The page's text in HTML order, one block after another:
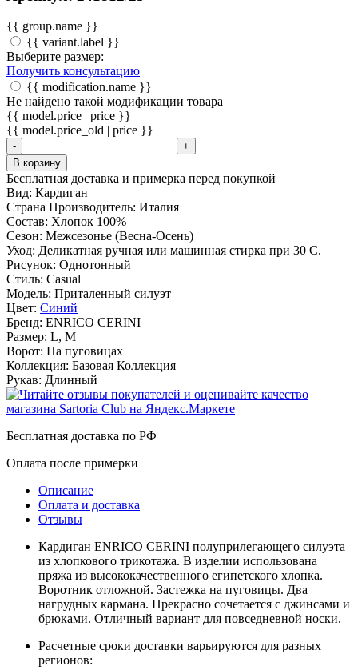
{{ group.name }}
{{ variant.label }}
Выберите размер:
Получить консультацию
{{ modification.name }}
Не найдено такой модификации товара
{{ model.price | price }}
{{ model.price_old | price }}
-
+
В корзину
Бесплатная доставка и примерка перед покупкой
Вид: Кардиган
Страна Производитель: Италия
Состав: Хлопок 100%
Сезон: Межсезонье (Весна-Осень)
Уход: Деликатная ручная или машинная стирка при 30 С.
Рисунок: Однотонный
Стиль: Casual
Модель: Приталенный силуэт
Цвет: Синий
Бренд: ENRICO CERINI
Размер: L, M
Ворот: На пуговицах
Коллекция: Базовая Коллекция
Рукав: Длинный
Бесплатная доставка по РФ
Оплата после примерки
Описание
Оплата и доставка
Отзывы
Кардиган ENRICO CERINI полуприлегающего силуэта
из хлопкового трикотажа. В изделии использована
пряжа из высококачественного египетского хлопка.
Воротник отложной. Застежка на пуговицы. Два
нагрудных кармана. Прекрасно сочетается с джинсами и
брюками. Отличный вариант для повседневной носки.
Расчетные сроки доставки варьируются для разных
регионов: